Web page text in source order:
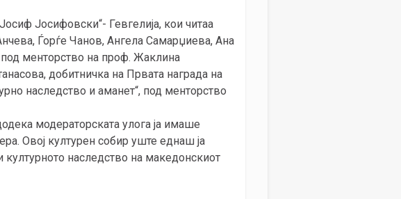
Јосифовски“- Гевгелија, кои читаа
Ѓорѓе Чанов, Ангела Самарџиева, Ана
под менторство на проф. Жаклина
добитничка на Првата награда на
наследство и аманет“, под менторство
модераторската улога ја имаше
Овој културен собир уште еднаш ја
културното наследство на македонскиот